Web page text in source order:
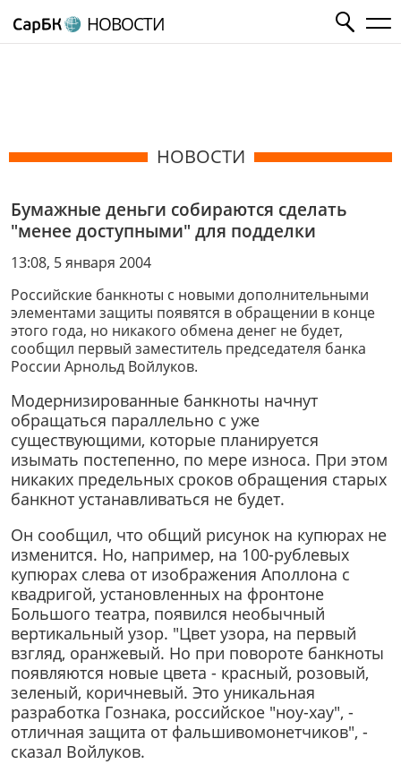
НОВОСТИ
НОВОСТИ
Бумажные деньги собираются сделать
"менее доступными" для подделки
13:08, 5 января 2004
Российские банкноты с новыми дополнительными
элементами защиты появятся в обращении в конце
этого года, но никакого обмена денег не будет,
сообщил первый заместитель председателя банка
России Арнольд Войлуков.
Модернизированные банкноты начнут
обращаться параллельно с уже
существующими, которые планируется
изымать постепенно, по мере износа. При этом
никаких предельных сроков обращения старых
банкнот устанавливаться не будет.
Он сообщил, что общий рисунок на купюрах не
изменится. Но, например, на 100-рублевых
купюрах слева от изображения Аполлона с
квадригой, установленных на фронтоне
Большого театра, появился необычный
вертикальный узор. "Цвет узора, на первый
взгляд, оранжевый. Но при повороте банкноты
появляются новые цвета - красный, розовый,
зеленый, коричневый. Это уникальная
разработка Гознака, российское "ноу-хау", -
отличная защита от фальшивомонетчиков", -
сказал Войлуков.